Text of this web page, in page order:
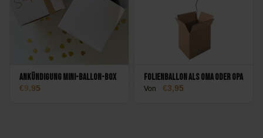
Ankündigung Mini-Ballon-Box
9,95
Folienballon als Oma oder Opa
Von 3,95